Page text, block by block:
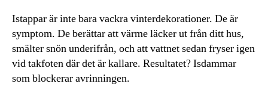
Istappar är inte bara vackra vinterdekorationer. De är
symptom. De berättar att värme läcker ut från ditt hus,
smälter snön underifrån, och att vattnet sedan fryser igen
vid takfoten där det är kallare. Resultatet? Isdammar
som blockerar avrinningen.